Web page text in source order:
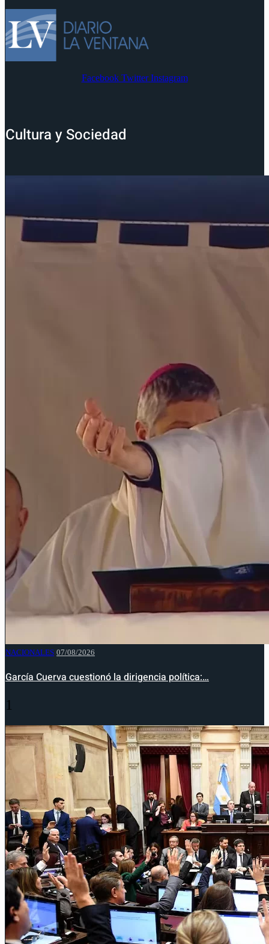
Facebook Twitter Instagram
Cultura y Sociedad
NACIONALES 07/08/2026
García Cuerva cuestionó la dirigencia política:…
1